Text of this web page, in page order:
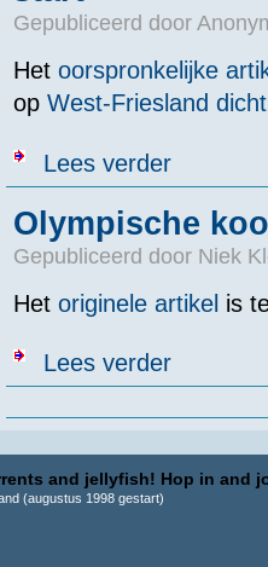
Gepubliceerd door
Het oorspronkelijke
op West-Friesland
Lees verderover
Olympische
Gepubliceerd door Niek
Het originele artikel is
Lees verderover
and jellyfish! Hop in and
(augustus 1998 gestart)